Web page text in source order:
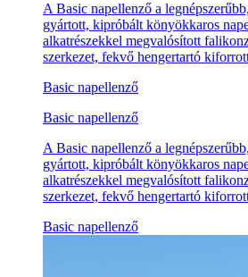
A Basic napellenző a
gyártott, kipróbált könyökkaros
alkatrészekkel megvalósított
szerkezet, fekvő hengertartó
Basic napellenző
Basic napellenző
A Basic napellenző a
gyártott, kipróbált könyökkaros
alkatrészekkel megvalósított
szerkezet, fekvő hengertartó
Basic napellenző